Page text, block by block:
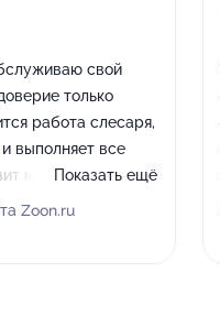
свой
только
работа слесаря,
выполняет все
мне оперативно,
бампер.
Показать ещё
Zoon.ru